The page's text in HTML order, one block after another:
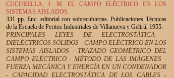
CUCURELLA, J. M. EL CAMPO ELÉCTRICO EN LOS
SISTEMAS AISLADOS.
331 pp. Enc. editorial con sobrecubiertas. Publicaciones Técnicas
de la Escuela de Peritos Industriales de Villanueva y Geltrú, 1955.
PRINCIPALES LEYES DE ELECTROSTÁTICA -
DIELÉCTRICOS SÓLIDOS - CAMPO ELÉCTRICO EN LOS
SISTEMAS AISLADOS - TRAZADO GEOMÉTRICO DEL
CAMPO ELÉCTRICO - MÉTODO DE LAS IMÁGENES -
FUERZA MECÁNICA Y ENERGÍA EN UN CONDENADOR
- CAPACIDAD ELECTROSTÁTICA DE LOS CABLES -